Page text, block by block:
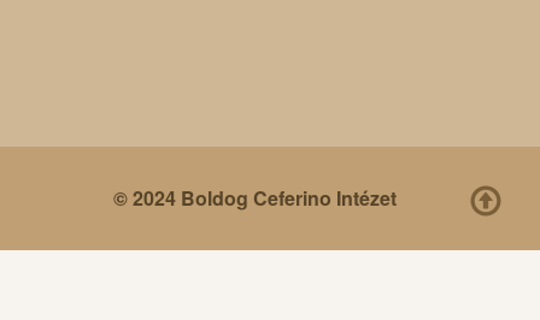
© 2024 Boldog Ceferino Intézet